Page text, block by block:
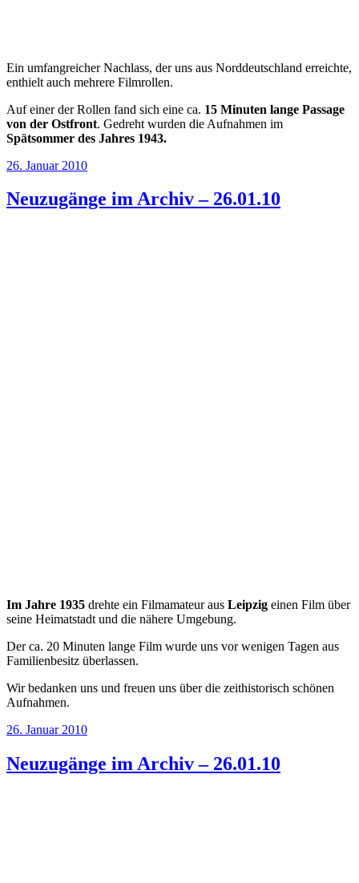
Ein umfangreicher Nachlass, der uns aus Norddeutschland erreichte,
enthielt auch mehrere Filmrollen.
Auf einer der Rollen fand sich eine ca. 15 Minuten lange Passage
von der Ostfront. Gedreht wurden die Aufnahmen im
Spätsommer des Jahres 1943.
Veröffentlicht
26. Januar 2010
Neuzugänge im Archiv – 26.01.10
Im Jahre 1935 drehte ein Filmamateur aus Leipzig einen Film über
seine Heimatstadt und die nähere Umgebung.
Der ca. 20 Minuten lange Film wurde uns vor wenigen Tagen aus
Familienbesitz überlassen.
Wir bedanken uns und freuen uns über die zeithistorisch schönen
Aufnahmen.
Veröffentlicht
26. Januar 2010
Neuzugänge im Archiv – 26.01.10